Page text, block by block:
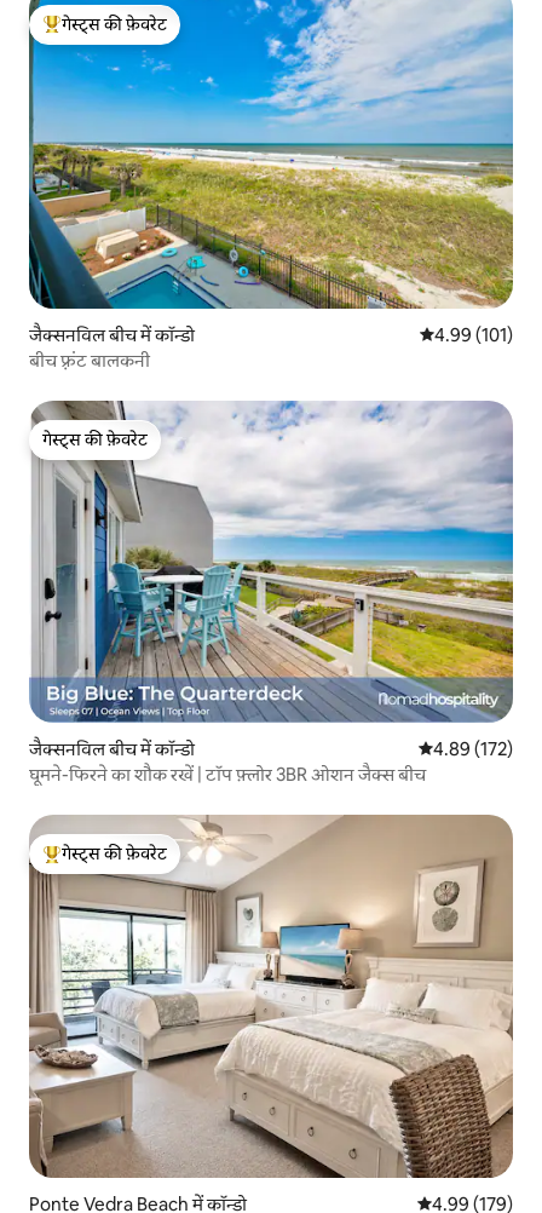
गेस्ट्स का टॉप फ़ेवरेट
गेस्ट्स की फ़ेवरेट
जैक्सनविल बीच में कॉन्डो औसत रेटिंग 5 में से
4.99 (101)
बीच फ़्रंट बालकनी
गेस्ट्स की फ़ेवरेट
गेस्ट्स की फ़ेवरेट
जैक्सनविल बीच में कॉन्डो औसत रेटिंग 5 में से
4.89 (172)
घूमने-फिरने का शौक रखें | टॉप फ़्लोर 3BR ओशन जैक्स बीच
गेस्ट्स का टॉप फ़ेवरेट
गेस्ट्स की फ़ेवरेट
Ponte Vedra Beach में कॉन्डो औसत रेटिंग 5 में से
4.99 (179)